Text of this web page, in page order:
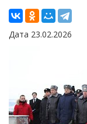
Дата 23.02.2026